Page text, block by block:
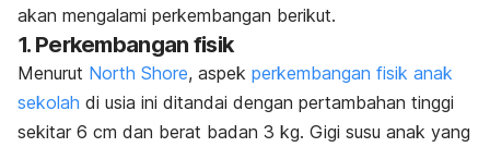
akan mengalami perkembangan berikut.
1. Perkembangan fisik
Menurut North Shore, aspek perkembangan fisik anak
sekolah di usia ini ditandai dengan pertambahan tinggi
sekitar 6 cm dan berat badan 3 kg. Gigi susu anak yang